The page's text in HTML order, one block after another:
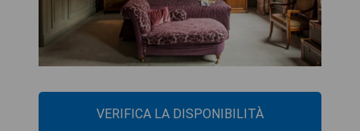
VERIFICA LA DISPONIBILITÀ